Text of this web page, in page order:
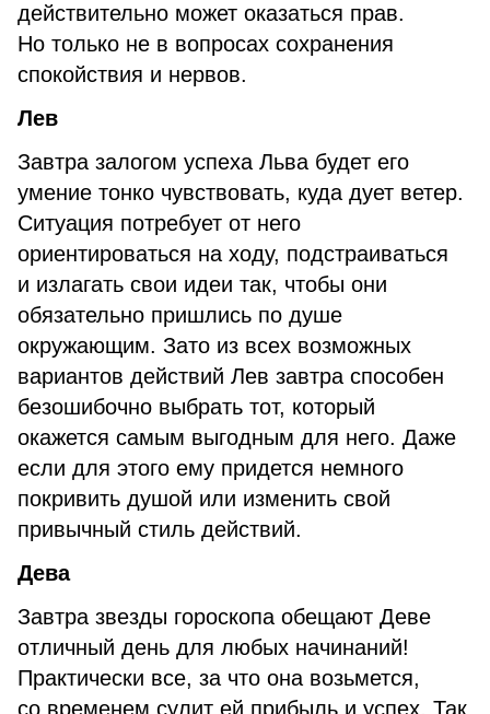
действительно может оказаться прав.
Но только не в вопросах сохранения
спокойствия и нервов.
Лев
Завтра залогом успеха Льва будет его
умение тонко чувствовать, куда дует ветер.
Ситуация потребует от него
ориентироваться на ходу, подстраиваться
и излагать свои идеи так, чтобы они
обязательно пришлись по душе
окружающим. Зато из всех возможных
вариантов действий Лев завтра способен
безошибочно выбрать тот, который
окажется самым выгодным для него. Даже
если для этого ему придется немного
покривить душой или изменить свой
привычный стиль действий.
Дева
Завтра звезды гороскопа обещают Деве
отличный день для любых начинаний!
Практически все, за что она возьмется,
со временем сулит ей прибыль и успех. Так